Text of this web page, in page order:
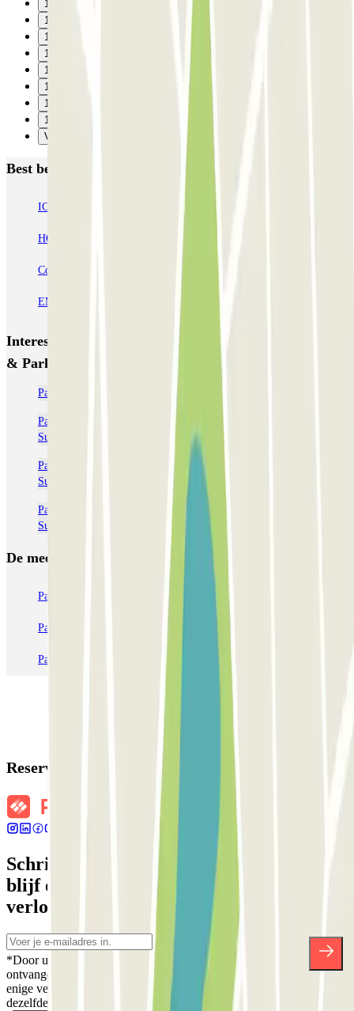
10
11
12
13
14
15
16
17
Verzenden
Best beoordeelde parkeergarages in Madrid
IC Alenza-Ponzano
HOMELY Azcona
Coslada (Avenida de América)
EMT Marqués de Salamanca Avenida de Portugal EMT
Interessante plaatsen en evenementen dichtbij AP Hotel
& Parking Madrid Aeropuerto T1-T2
Parkeer op de Luchthaven Adolfo Suárez Madrid-Barajas (MAD)
Parkeerplaatsen dichtbij Terminal 1 bij het vliegveld van Adolfo
Suárez Madrid-Barajas (MAD)
Parkeerplaatsen dichtbij Terminal 2 bij het vliegveld van Adolfo
Suárez Madrid-Barajas (MAD)
Parkeerplaatsen dichtbij Terminal 3 bij het vliegveld van Adolfo
Suárez Madrid-Barajas (MAD)
De meest geboekte parkings
Parkeren in Parijs Parkeren in Venetië
Parkeren in Station Venetië Mestre
Parkeren in Milaan Parkeren in Verona
Reserveringsgegevens
Schrijf je in voor onze nieuwsbrief en
blijf op de hoogte van kortingen,
verlotingen en vele andere verrassingen.
*Door u in te schrijven aanvaardt u ons Privacybeleid voor het
ontvangen van commerciële communicatie van Parclick. Zonder
enige verplichting kunt u zich uitschrijven wanneer u maar wilt in
dezelfde nieuwsbrief.